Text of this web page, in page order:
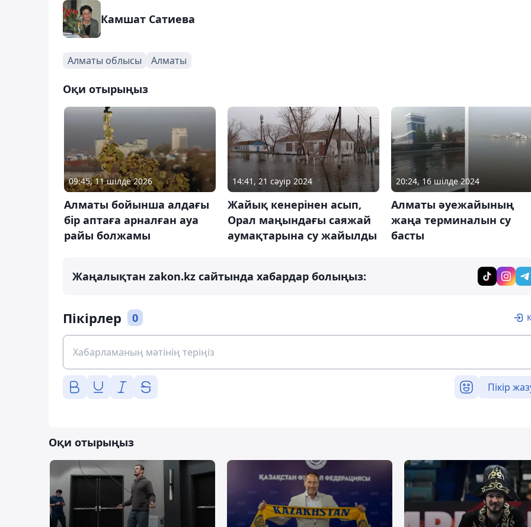
Камшат Сатиева
Алматы облысы Алматы
Оқи отырыңыз
09:45, 11 шілде 2026
Алматы бойынша алдағы
бір аптаға арналған ауа
райы болжамы
14:41, 21 сәуір 2024
Жайық кенерінен асып,
Орал маңындағы саяжай
аумақтарына су жайылды
20:24, 16 шілде 2024
Алматы әуежайының
жаңа терминалын су
басты
Жаңалықтан zakon.kz сайтында хабардар болыңыз:
Пікірлер 0
Пікір
Оқи отырыңыз